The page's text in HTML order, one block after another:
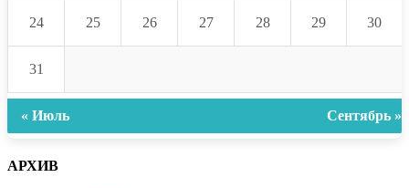
24 25 26 27 28 29 30
31
« Июль Сентябрь »
АРХИВ